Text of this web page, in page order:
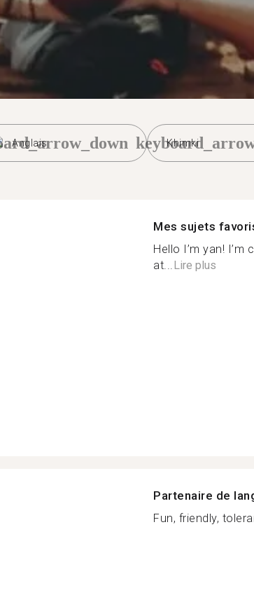
Anglais Khimki
Mes sujets
Hello I’m yan!
at...Lire plus
Partenaire de
Fun, friendly,